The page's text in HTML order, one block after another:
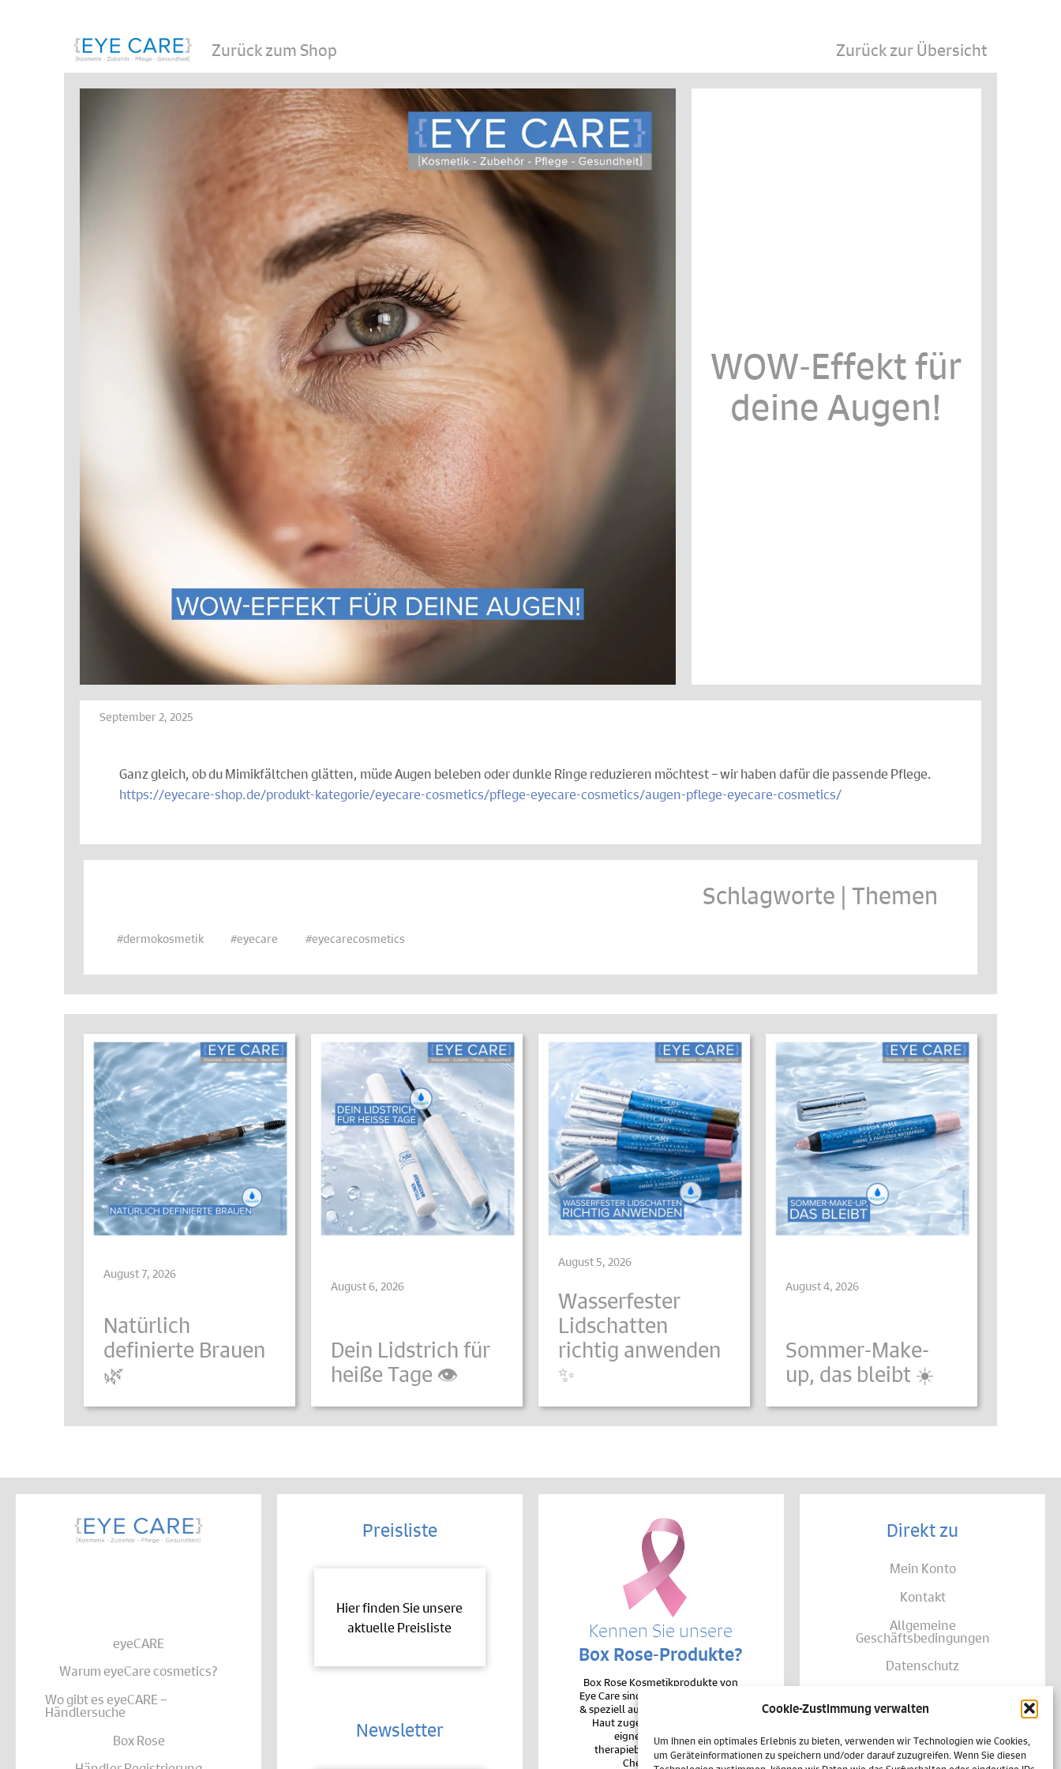
Cookie-Zustimmung verwalten
Um Ihnen ein optimales Erlebnis zu bieten, verwenden wir Technologien wie Cookies,
um Geräteinformationen zu speichern und/oder darauf zuzugreifen. Wenn Sie diesen
Zurück zum Shop Zurück zur Übersicht
WOW-Effekt für
deine Augen!
September 2, 2025
Ganz gleich, ob du Mimikfältchen glätten, müde Augen beleben oder dunkle Ringe reduzieren möchtest – wir haben dafür die passende Pflege.
https://eyecare-shop.de/produkt-kategorie/eyecare-cosmetics/pflege-eyecare-cosmetics/augen-pflege-eyecare-cosmetics/
Schlagworte | Themen
#dermokosmetik #eyecare #eyecarecosmetics
August 7, 2026
Natürlich
definierte Brauen
🌿
August 6, 2026
Dein Lidstrich für
heiße Tage 👁️
August 5, 2026
Wasserfester
Lidschatten
richtig anwenden
✨
August 4, 2026
Sommer-Make-
up, das bleibt ☀️
eyeCARE
Warum eyeCare cosmetics?
Wo gibt es eyeCARE –
Händlersuche
Box Rose
Preisliste
Hier finden Sie unsere
aktuelle Preisliste
Newsletter
Kennen Sie unsere
Box Rose-Produkte?
Box Rose Kosmetikprodukte von
Eye Care sind sehr hochverträglich
& speziell auf die Bedürfnisse Ihrer
Haut zugeschnitten. Deshalb
eignen sie sich auch
therapiebegleitend bei einer
Chemotherapie.
Direkt zu
Mein Konto
Kontakt
Allgemeine
Geschäftsbedingungen
Datenschutz
Versand & Lieferung